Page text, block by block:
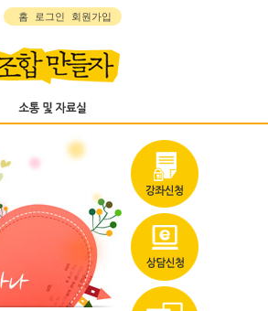
홈 로그인 회원가입